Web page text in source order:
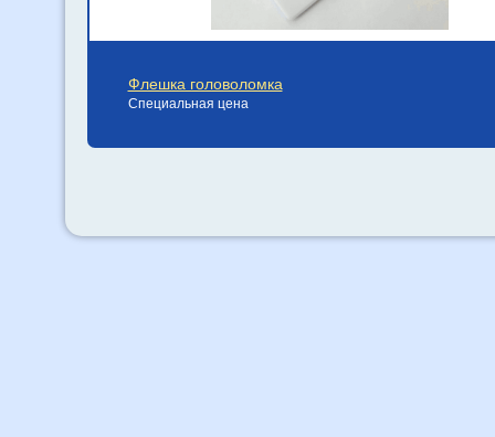
Флешка головоломка
Специальная цена